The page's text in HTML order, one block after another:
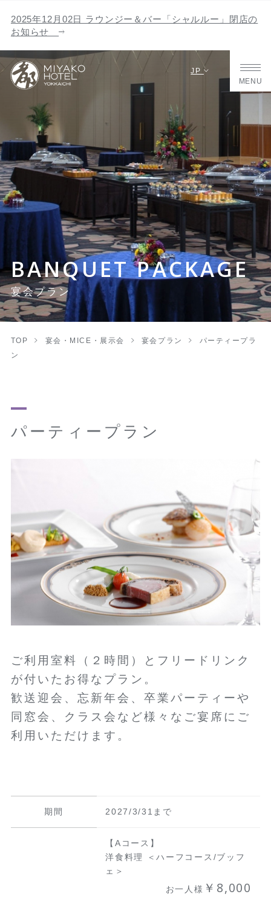
JP
MENU
BANQUET PACKAGE
宴会プラン
2025年12月02日 ラウンジー＆バー「シャルルー」閉店の
お知らせ
TOP 宴会・MICE・展示会 宴会プラン
パーティープラ
ン
パーティープラン
ご利用室料（２時間）とフリードリンク
が付いたお得なプラン。
歓送迎会、忘新年会、卒業パーティーや
同窓会、クラス会など様々なご宴席にご
利用いただけます。
期間 2027/3/31まで
【Aコース】
洋食料理 ＜ハーフコース/ブッフ
ェ＞
お一人様 ￥8,000